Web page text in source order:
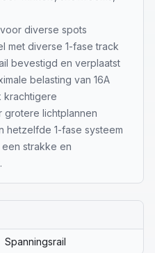
diverse spots
met diverse 1-fase track
bevestigd en verplaatst
belasting van 16A
krachtigere
grotere lichtplannen
hetzelfde 1-fase systeem
strakke en
Spanningsrail